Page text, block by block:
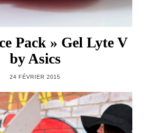
Pack » Gel Lyte V
by Asics
24 FÉVRIER 2015